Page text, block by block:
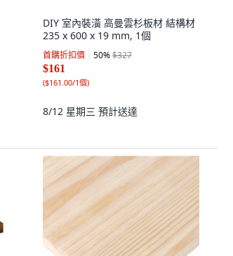
DIY 室內裝潢 高曼雲杉板材 結構材
235 x 600 x 19 mm, 1個
首購折扣價 50%$327
$161
($161.00/1個)
8/12 星期三 預計送達